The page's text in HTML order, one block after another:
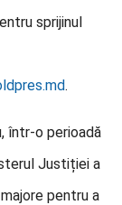
sprijinul
.
într-o perioadă
Justiției a
pentru a